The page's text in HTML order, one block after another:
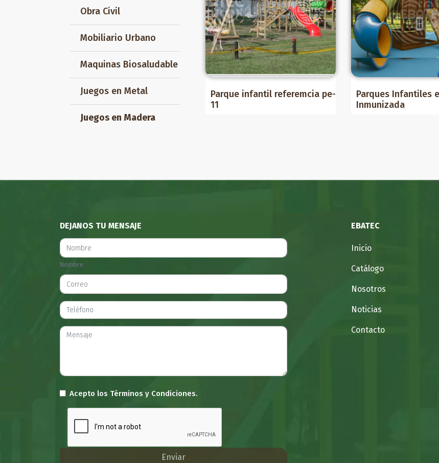
Obra Civil
Mobiliario Urbano
Maquinas Biosaludable
Juegos en Metal
Juegos en Madera
Parque infantil referemcia pe-
11
Parques Infantiles
Inmunizada
DEJANOS TU MENSAJE
Nombre
Acepto los Términos y Condiciones.
Enviar
EBATEC
Inicio
Catálogo
Nosotros
Noticias
Contacto